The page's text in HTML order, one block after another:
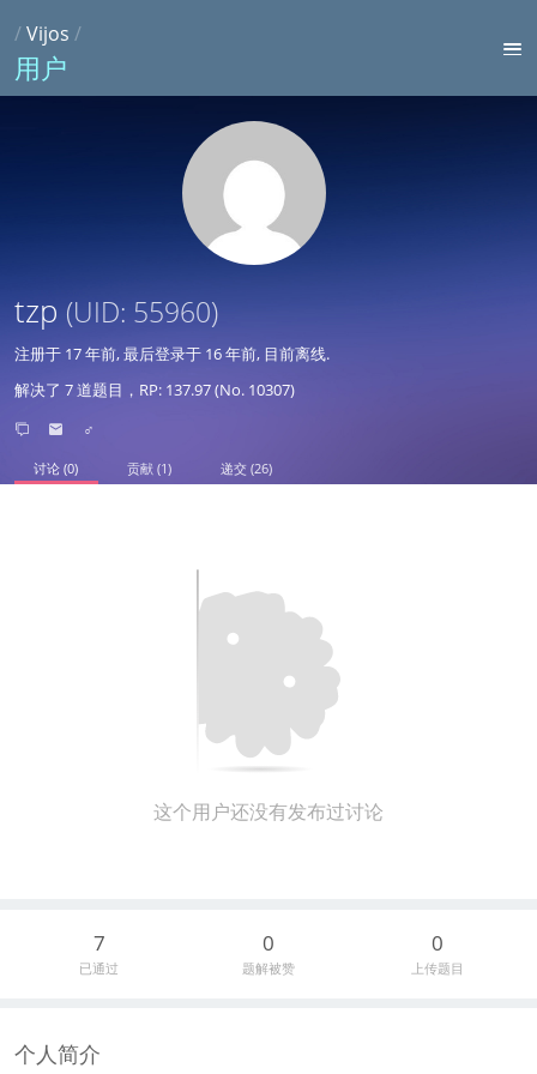
/Vijos /
用户
tzp (UID: 55960)
注册于 17 年前, 最后登录于 16 年前, 目前离线.
解决了 7 道题目，RP: 137.97 (No. 10307)
♂
讨论 (0) 贡献 (1) 递交 (26)
这个用户还没有发布过讨论
7
已通过
0
题解被赞
0
上传题目
个人简介